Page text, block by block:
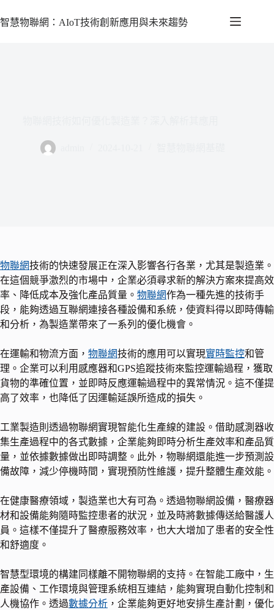
智慧物聯網：AIoT技術創新應用與未來趨勢
物聯網技術的快速發展正在深入影響各行各業，尤其是製造業。
在這個競爭激烈的市場中，企業必須尋求新的解決方案來提高效
率、降低成本及強化產品質量。 物聯網作為一種先進的技術手
段，能夠透過互聯網連接各種設備和系統，使資料得以即時傳輸
和分析，為製造業帶來了一系列的優化機會。
在運輸和物流方面， 物聯網技術的應用可以實現實時監控和管
理。企業可以利用感應器和GPS追蹤技術來監控運輸過程，獲取
貨物的準確位置，並即時反應運輸過程中的異常情況。這不僅提
高了效率，也降低了因運輸延誤所造成的損失。
工業製造則透過物聯網實現智能化生產線的建設。借助感測器收
集生產過程中的各式數據，企業能夠即時分析生產效率和產品質
量，並依據數據做出即時調整。此外，物聯網還能進一步預測設
備故障，減少停機時間，實現預防性維護，提升整體生產效能。
在健康醫療領域，製造業也大有可為。透過物聯網設備，醫療器
材和設備能夠隨時監控患者的狀況，並及時將數據傳送給醫護人
員。這樣不僅提升了醫療服務效率，也大大增加了患者的安全性
和舒適度。
智慧型環境的構建同樣離不開物聯網的支持。在智能工廠中，生
產設備、工作環境與管理系統相互連結，能夠實現自動化控制和
人機協作。透過數據分析 ，企業能夠更好地安排生產計劃，優化